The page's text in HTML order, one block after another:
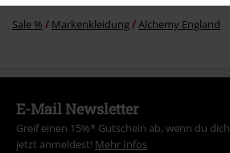
Sale % Markenkleidung Alchemy England
E-Mail Newsletter
Greif einen 15%* Gutschein ab, wenn du dich
jetzt anmeldest! Mehr Infos